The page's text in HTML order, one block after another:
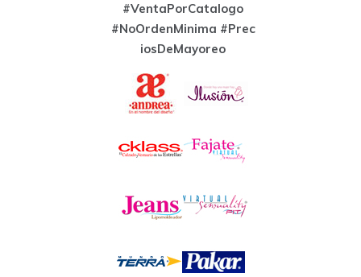
#VentaPorCatalogo
#NoOrdenMinima #Prec
iosDeMayoreo